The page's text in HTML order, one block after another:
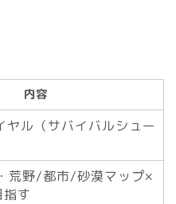
内容
ヤル（サバイバルシュー
荒野/都市/砂漠マップ×
す